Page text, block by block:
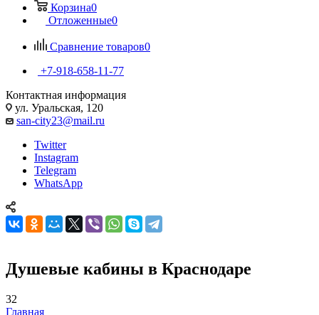
Корзина0
Отложенные0
Сравнение товаров0
+7-918-658-11-77
Контактная информация
ул. Уральская, 120
san-city23@mail.ru
Twitter
Instagram
Telegram
WhatsApp
Душевые кабины в Краснодаре
32
Главная